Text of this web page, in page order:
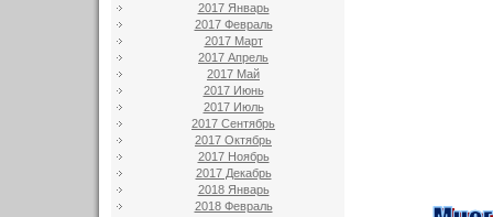
2017 Январь
2017 Февраль
2017 Март
2017 Апрель
2017 Май
2017 Июнь
2017 Июль
2017 Сентябрь
2017 Октябрь
2017 Ноябрь
2017 Декабрь
2018 Январь
2018 Февраль